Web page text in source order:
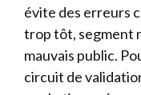
évite des erreurs
trop tôt, segment
mauvais public.
circuit de